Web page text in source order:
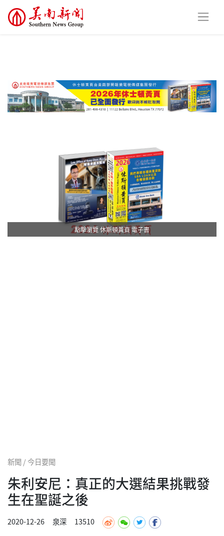
點擊瀏覽 休斯頓黃頁 電子書
新聞 / 今日要聞
朱利安尼：真正的大選結果挑戰發
生在聖誕之後
2020-12-26 泉深 13510